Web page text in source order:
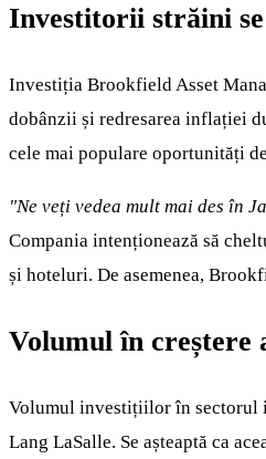
Investitorii străini
Investiția Brookfield Asset
dobânzii și redresarea inflației
cele mai populare oportunități
"Ne veți vedea mult mai des în
Compania intenționează să
și hoteluri. De asemenea,
Volumul în
Volumul investițiilor în sectorul
Lang LaSalle. Se așteaptă ca